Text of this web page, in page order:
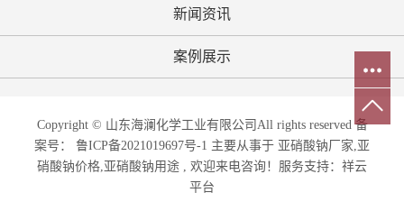
新闻资讯
案例展示
Copyright © 山东海澜化学工业有限公司All rights reserved 备
案号： 鲁ICP备2021019697号-1 主要从事于 亚硝酸钠厂家,亚
硝酸钠价格,亚硝酸钠用途 , 欢迎来电咨询！ 服务支持： 祥云
平台